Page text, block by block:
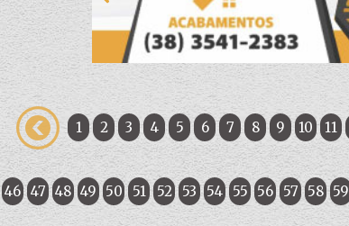
1 2 3 4 5 6 7 8 9 10 11
46 47 48 49 50 51 52 53 54 55 56 57 58 59